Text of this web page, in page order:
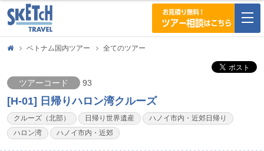
ベトナム国内ツアー 全てのツアー
ツアーコード 93
[H-01] 日帰りハロン湾クルーズ
クルーズ（北部） 日帰り世界遺産
ハノイ市内・近郊日帰り
ハロン湾
ハノイ市内・近郊